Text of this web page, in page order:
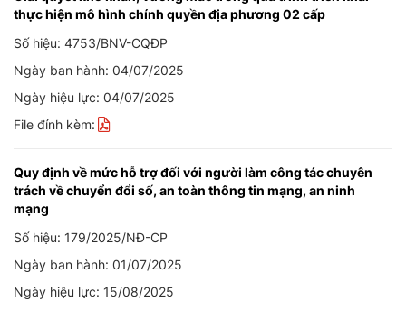
thực hiện mô hình chính quyền địa phương 02 cấp
Số hiệu: 4753/BNV-CQĐP
Ngày ban hành: 04/07/2025
Ngày hiệu lực: 04/07/2025
File đính kèm:
Quy định về mức hỗ trợ đối với người làm công tác chuyên
trách về chuyển đổi số, an toàn thông tin mạng, an ninh
mạng
Số hiệu: 179/2025/NĐ-CP
Ngày ban hành: 01/07/2025
Ngày hiệu lực: 15/08/2025